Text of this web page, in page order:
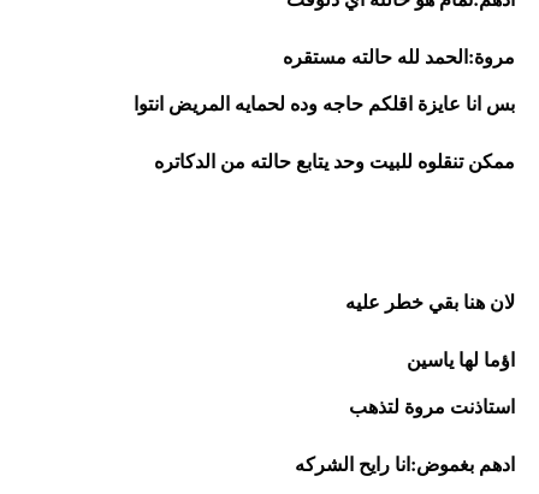
مروة:الحمد لله حالته مستقره
بس انا عايزة اقلكم حاجه وده لحمايه المريض انتوا
ممكن تنقلوه للبيت وحد يتابع حالته من الدكاتره
لان هنا بقي خطر عليه
اؤما لها ياسين
استاذنت مروة لتذهب
ادهم بغموض:انا رايح الشركه